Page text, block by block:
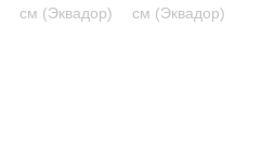
см (Эквадор)
см (Эквадор)